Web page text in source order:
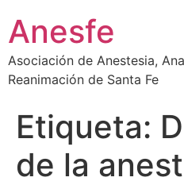
contenido
Anesfe
Asociación de Anestesia,
Reanimación de Santa Fe
Etiqueta:
de la